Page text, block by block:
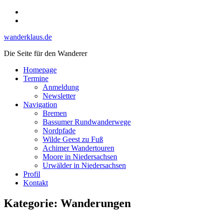
Skip
wanderklaus.de
Die Seite für den Wanderer
Homepage
Termine
Anmeldung
Newsletter
Navigation
Bremen
Bassumer Rundwanderwege
Nordpfade
Wilde Geest zu Fuß
Achimer Wandertouren
Moore in Niedersachsen
Urwälder in Niedersachsen
Profil
Kontakt
Kategorie: Wanderungen